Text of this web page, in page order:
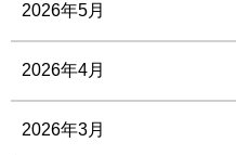
2026年5月
2026年4月
2026年3月